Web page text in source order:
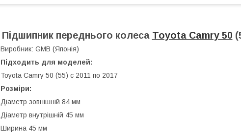
Підшипник переднього колеса Toyota Camry 50
Виробник: GMB (Японія)
Підходить для моделей:
Toyota Camry 50 (55) c 2011 по 2017
Розміри:
Діаметр зовнішній 84 мм
Діаметр внутрішній 45 мм
Ширина 45 мм